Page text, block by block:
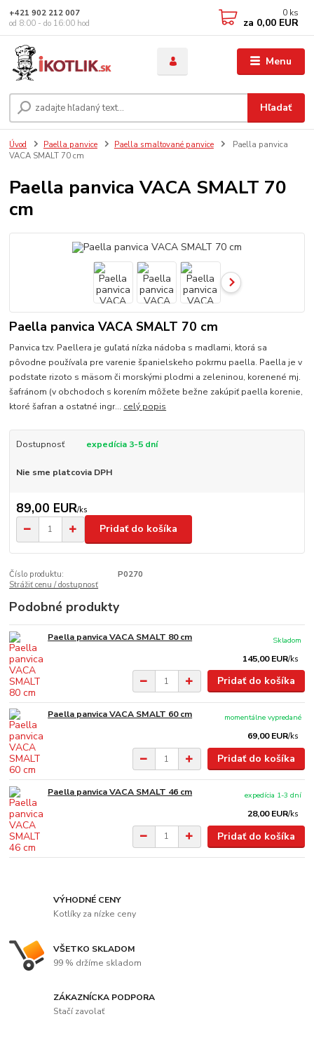
Menu
Hľadať
+421 902 212 007
od 8:00 - do 16:00 hod
0 ks
za 0,00 EUR
Úvod Paella panvice Paella smaltované panvice
Paella panvica
VACA SMALT 70 cm
Paella panvica VACA SMALT 70
cm
Paella panvica VACA SMALT 70 cm
Panvica tzv. Paellera je guľatá nízka nádoba s madlami, ktorá sa
pôvodne používala pre varenie španielskeho pokrmu paella. Paella je v
podstate rizoto s mäsom či morskými plodmi a zeleninou, korenené mj.
šafránom (v obchodoch s korením môžete bežne zakúpiť paella korenie,
ktoré šafran a ostatné ingr... celý popis
Dostupnosť expedícia 3-5 dní
Nie sme platcovia DPH
89,00 EUR/ks
Pridať do košíka
Číslo produktu:
P0270
Strážiť cenu / dostupnosť
Podobné produkty
Paella panvica VACA SMALT 80 cm
145,00 EUR/ks
Skladom
Pridať do košíka
Paella panvica VACA SMALT 60 cm
69,00 EUR/ks
momentálne vypredané
Pridať do košíka
Paella panvica VACA SMALT 46 cm
28,00 EUR/ks
expedícia 1-3 dní
Pridať do košíka
VÝHODNÉ CENY
Kotlíky za nízke ceny
VŠETKO SKLADOM
99 % držíme skladom
ZÁKAZNÍCKA PODPORA
Stačí zavolať